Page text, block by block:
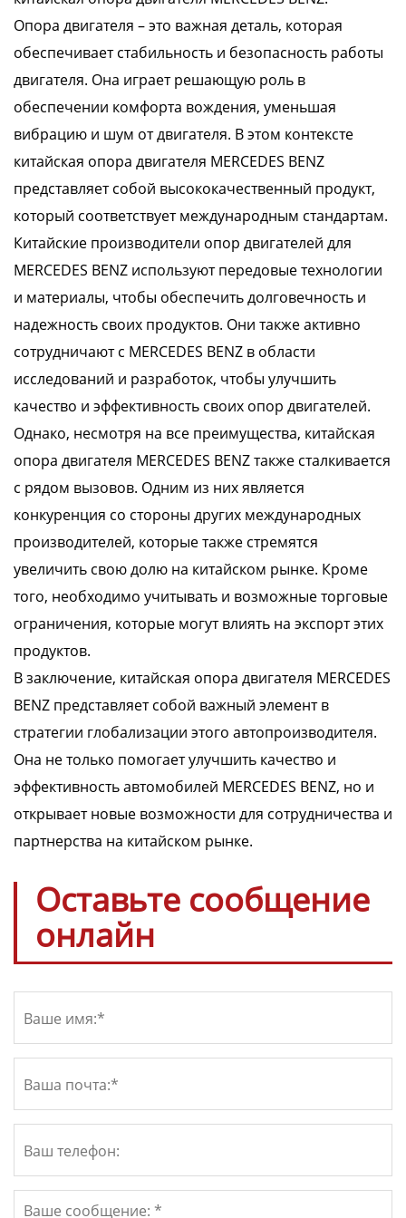
Опора двигателя – это важная деталь, которая
обеспечивает стабильность и безопасность работы
двигателя. Она играет решающую роль в
обеспечении комфорта вождения, уменьшая
вибрацию и шум от двигателя. В этом контексте
китайская опора двигателя MERCEDES BENZ
представляет собой высококачественный продукт,
который соответствует международным стандартам.
Китайские производители опор двигателей для
MERCEDES BENZ используют передовые технологии
и материалы, чтобы обеспечить долговечность и
надежность своих продуктов. Они также активно
сотрудничают с MERCEDES BENZ в области
исследований и разработок, чтобы улучшить
качество и эффективность своих опор двигателей.
Однако, несмотря на все преимущества, китайская
опора двигателя MERCEDES BENZ также сталкивается
с рядом вызовов. Одним из них является
конкуренция со стороны других международных
производителей, которые также стремятся
увеличить свою долю на китайском рынке. Кроме
того, необходимо учитывать и возможные торговые
ограничения, которые могут влиять на экспорт этих
продуктов.
В заключение, китайская опора двигателя MERCEDES
BENZ представляет собой важный элемент в
стратегии глобализации этого автопроизводителя.
Она не только помогает улучшить качество и
эффективность автомобилей MERCEDES BENZ, но и
открывает новые возможности для сотрудничества и
партнерства на китайском рынке.
Оставьте сообщение
онлайн